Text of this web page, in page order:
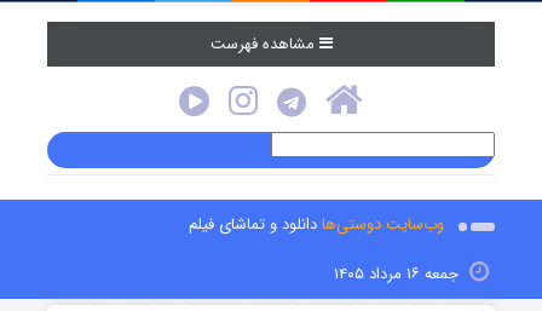
مشاهده فهرست
وب‌سایت دوستی‌هادانلود و تماشای فیلم
جمعه ۱۶ مرداد ۱۴۰۵